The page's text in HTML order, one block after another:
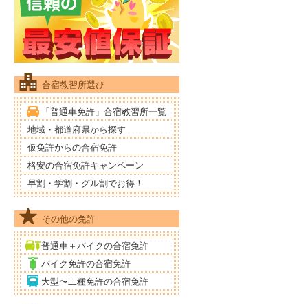
合宿教習所選び
「普通車免許」合宿教習所一覧
地域・都道府県から探す
仮免許からの合宿免許
格安の合宿免許キャンペーン
早割・学割・グル割でお得！
その他の免許
普通車＋バイクの合宿免許
バイク免許の合宿免許
大型〜二種免許の合宿免許